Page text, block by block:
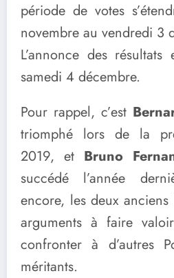
période de votes
novembre au vendredi 3
L’annonce des
samedi 4 décembre.
Pour rappel, c’est
triomphé lors de la
2019, et Bruno
succédé l’année
encore, les deux
arguments à faire
confronter à d’autres
méritants.